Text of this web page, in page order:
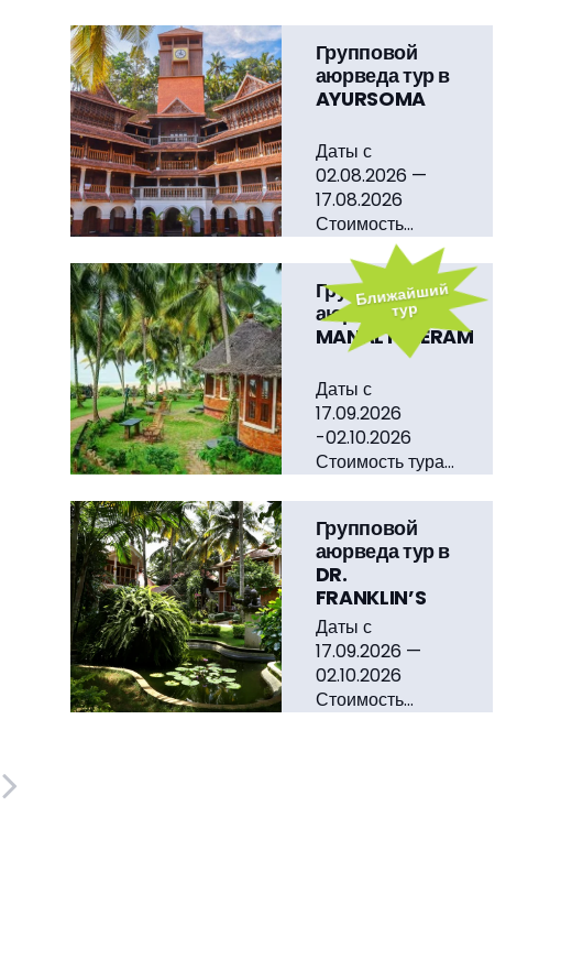
Групповой
аюрведа тур в
AYURSOMA
Даты с
02.08.2026 —
17.08.2026
Стоимость…
Групповой
аюрведа тур в
MANALTHEERAM
Даты с
17.09.2026
-02.10.2026
Стоимость тура…
Ближайший
тур
Групповой
аюрведа тур в
DR.
FRANKLIN’S
Даты с
17.09.2026 —
02.10.2026
Стоимость…